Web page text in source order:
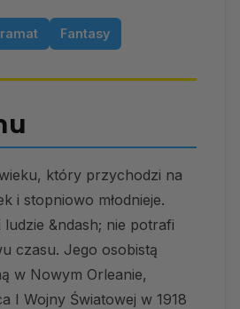
Fantasy
który przychodzi na
i stopniowo młodnieje.
&ndash; nie potrafi
czasu. Jego osobistą
w Nowym Orleanie,
I Wojny Światowej w 1918